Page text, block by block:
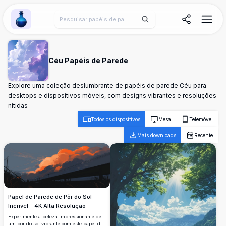
Wallpaper Alchemy
Céu Papéis de Parede
Explore uma coleção deslumbrante de papéis de parede Céu para
desktops e dispositivos móveis, com designs vibrantes e resoluções
nítidas
Todos os dispositivos Mesa Telemóvel
Mais downloads Recente
Papel de Parede de Pôr do Sol
Incrível - 4K Alta Resolução
Experimente a beleza impressionante de
um pôr do sol vibrante com este papel de